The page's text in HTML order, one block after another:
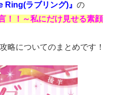
Ring(ラブリング)』 の
！！～私にだけ見せる素顔
攻略についてのまとめです！